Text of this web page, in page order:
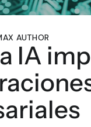
AUTHOR
IA